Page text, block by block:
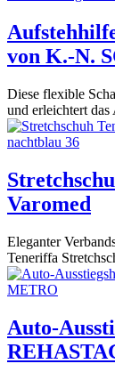
von K.-N.
Diese flexible
und erleichtert das
Varomed
Eleganter
Teneriffa
Auto-